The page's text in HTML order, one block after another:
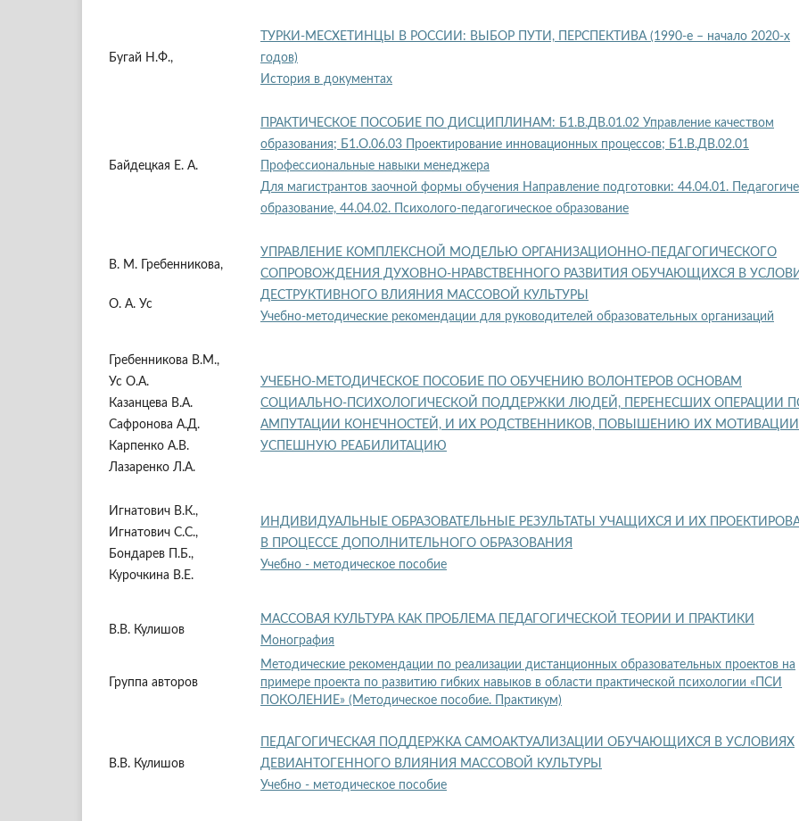
Бугай Н.Ф.,
ТУРКИ-МЕСХЕТИНЦЫ В РОССИИ: ВЫБОР ПУТИ, ПЕРСПЕКТИВА (1990-е – начало 2020-х
годов)
История в документах
Байдецкая Е. А.
ПРАКТИЧЕСКОЕ ПОСОБИЕ ПО ДИСЦИПЛИНАМ: Б1.В.ДВ.01.02 Управление качеством
образования; Б1.О.06.03 Проектирование инновационных процессов; Б1.В.ДВ.02.01
Профессиональные навыки менеджера
Для магистрантов заочной формы обучения Направление подготовки: 44.04.01.
образование, 44.04.02. Психолого-педагогическое образование
В. М. Гребенникова,
О. А. Ус
УПРАВЛЕНИЕ КОМПЛЕКСНОЙ МОДЕЛЬЮ ОРГАНИЗАЦИОННО-ПЕДАГОГИЧЕСКОГО
СОПРОВОЖДЕНИЯ ДУХОВНО-НРАВСТВЕННОГО РАЗВИТИЯ ОБУЧАЮЩИХСЯ В
ДЕСТРУКТИВНОГО ВЛИЯНИЯ МАССОВОЙ КУЛЬТУРЫ
Учебно-методические рекомендации для руководителей образовательных организаций
Гребенникова В.М.,
Ус О.А.
Казанцева В.А.
Сафронова А.Д.
Карпенко А.В.
Лазаренко Л.А.
УЧЕБНО-МЕТОДИЧЕСКОЕ ПОСОБИЕ ПО ОБУЧЕНИЮ ВОЛОНТЕРОВ ОСНОВАМ
СОЦИАЛЬНО-ПСИХОЛОГИЧЕСКОЙ ПОДДЕРЖКИ ЛЮДЕЙ, ПЕРЕНЕСШИХ ОПЕРАЦИИ
АМПУТАЦИИ КОНЕЧНОСТЕЙ, И ИХ РОДСТВЕННИКОВ, ПОВЫШЕНИЮ ИХ
УСПЕШНУЮ РЕАБИЛИТАЦИЮ
Игнатович В.К.,
Игнатович С.С.,
Бондарев П.Б.,
Курочкина В.Е.
ИНДИВИДУАЛЬНЫЕ ОБРАЗОВАТЕЛЬНЫЕ РЕЗУЛЬТАТЫ УЧАЩИХСЯ И ИХ
В ПРОЦЕССЕ ДОПОЛНИТЕЛЬНОГО ОБРАЗОВАНИЯ
Учебно - методическое пособие
В.В. Кулишов
МАССОВАЯ КУЛЬТУРА КАК ПРОБЛЕМА ПЕДАГОГИЧЕСКОЙ ТЕОРИИ И ПРАКТИКИ
Монография
Группа авторов
Методические рекомендации по реализации дистанционных образовательных проектов на
примере проекта по развитию гибких навыков в области практической психологии «ПСИ
ПОКОЛЕНИЕ» (Методическое пособие. Практикум)
В.В. Кулишов
ПЕДАГОГИЧЕСКАЯ ПОДДЕРЖКА САМОАКТУАЛИЗАЦИИ ОБУЧАЮЩИХСЯ В УСЛОВИЯХ
ДЕВИАНТОГЕННОГО ВЛИЯНИЯ МАССОВОЙ КУЛЬТУРЫ
Учебно - методическое пособие